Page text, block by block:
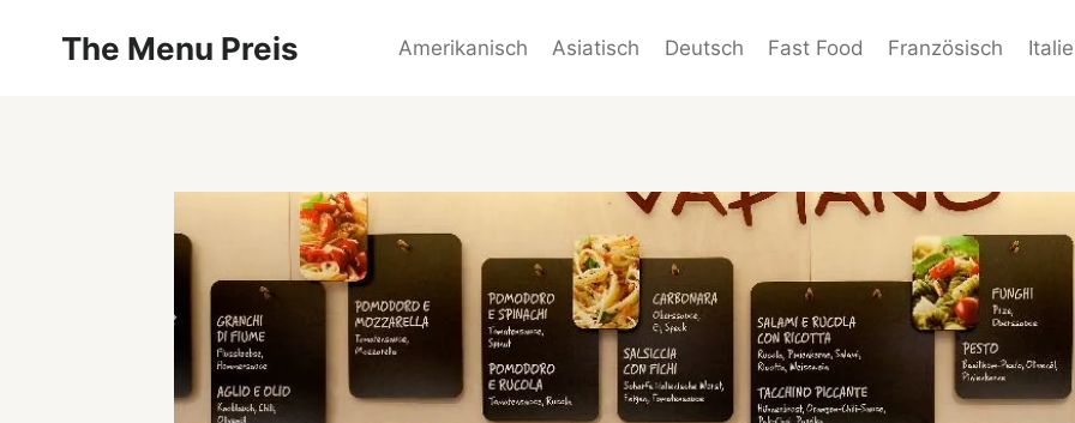
The Menu Preis Amerikanisch Asiatisch Deutsch Fast Food Französisch